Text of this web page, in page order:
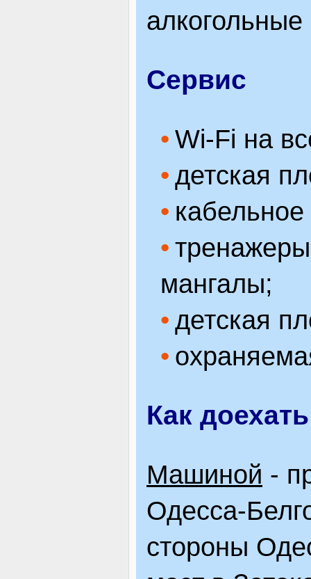
Сервис
Wi-Fi на
детская
мангалы;
детская
Как доехать
Машиной -
Одесса-
стороны